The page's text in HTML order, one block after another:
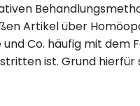
Artikel über
Co. häufig mit dem
ist. Grund hierfür